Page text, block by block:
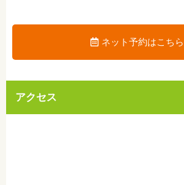
ネット予約はこちら
アクセス